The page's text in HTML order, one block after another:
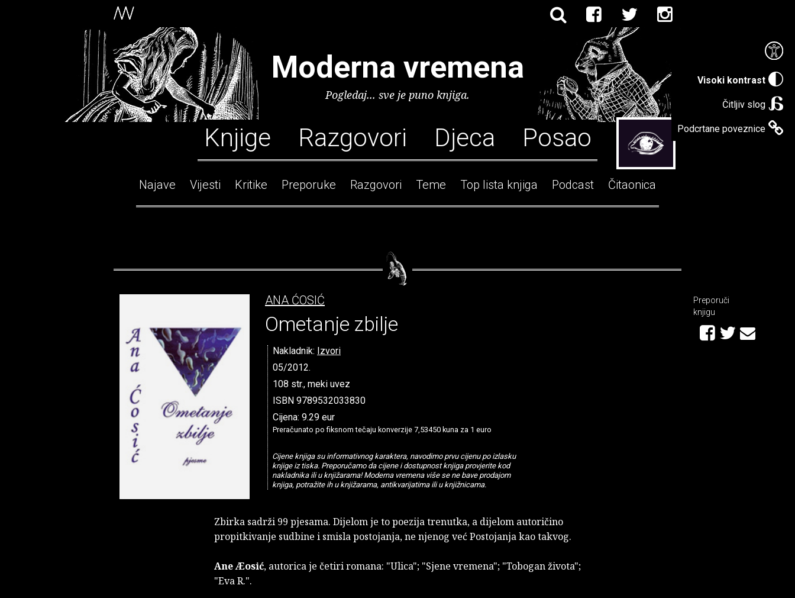
Visoki kontrast
Čitljiv slog
Podcrtane poveznice
Moderna vremena
Pogledaj... sve je puno knjiga.
Knjige Razgovori Djeca Posao
Najave Vijesti Kritike Preporuke Razgovori Teme Top lista knjiga Podcast Čitaonica
ANA ĆOSIĆ
Ometanje zbilje
Nakladnik: Izvori
05/2012.
108 str., meki uvez
ISBN 9789532033830
Cijena: 9.29 eur
Preračunato po fiksnom tečaju konverzije 7,53450 kuna za 1 euro
Cijene knjiga su informativnog karaktera, navodimo prvu cijenu po izlasku
knjige iz tiska. Preporučamo da cijene i dostupnost knjiga provjerite kod
nakladnika ili u knjižarama! Moderna vremena više se ne bave prodajom
knjiga, potražite ih u knjižarama, antikvarijatima ili u knjižnicama.
Zbirka sadrži 99 pjesama. Dijelom je to poezija trenutka, a dijelom autoričino
propitkivanje sudbine i smisla postojanja, ne njenog već Postojanja kao takvog.
Ane Æosić, autorica je četiri romana: "Ulica"; "Sjene vremena"; "Tobogan života";
"Eva R.".
Preporuči
knjigu